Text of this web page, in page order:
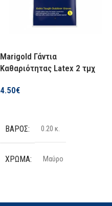
Μαύρο
Νεοπρένιο + Latex,
Marigold Γάντια
Καθαριότητας Latex 2 τμχ
4.50€
ΒΆΡΟΣ 0.20 κ.
ΧΡΏΜΑ Μαύρο